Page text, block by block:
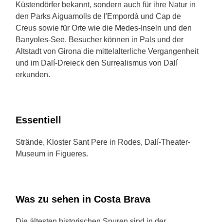
Küstendörfer bekannt, sondern auch für ihre Natur in
den Parks Aiguamolls de l'Empordà und Cap de
Creus sowie für Orte wie die Medes-Inseln und den
Banyoles-See. Besucher können in Pals und der
Altstadt von Girona die mittelalterliche Vergangenheit
und im Dalí-Dreieck den Surrealismus von Dalí
erkunden.
Essentiell
Strände, Kloster Sant Pere in Rodes, Dalí-Theater-
Museum in Figueres.
Was zu sehen in Costa Brava